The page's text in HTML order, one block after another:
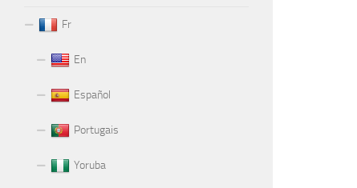
Fr
En
Español
Portugais
Yoruba